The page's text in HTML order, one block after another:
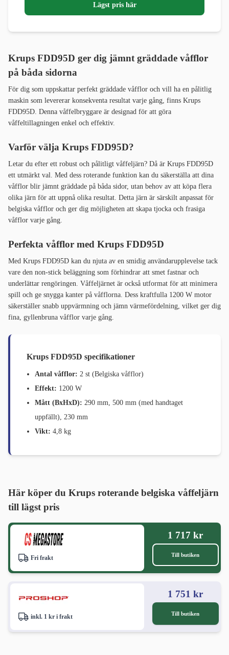
Lägst pris här
Krups FDD95D ger dig jämnt gräddade våfflor
på båda sidorna
För dig som uppskattar perfekt gräddade våfflor och vill ha en pålitlig
maskin som levererar konsekventa resultat varje gång, finns Krups
FDD95D. Denna våffelbryggare är designad för att göra
våffeltillagningen enkel och effektiv.
Varför välja Krups FDD95D?
Letar du efter ett robust och pålitligt våffeljärn? Då är Krups FDD95D
ett utmärkt val. Med dess roterande funktion kan du säkerställa att dina
våfflor blir jämnt gräddade på båda sidor, utan behov av att köpa flera
olika järn för att uppnå olika resultat. Detta järn är särskilt anpassat för
belgiska våfflor och ger dig möjligheten att skapa tjocka och frasiga
våfflor varje gång.
Perfekta våfflor med Krups FDD95D
Med Krups FDD95D kan du njuta av en smidig användarupplevelse tack
vare den non-stick beläggning som förhindrar att smet fastnar och
underlättar rengöringen. Våffeljärnet är också utformat för att minimera
spill och ge snygga kanter på våfflorna. Dess kraftfulla 1200 W motor
säkerställer snabb uppvärmning och jämn värmefördelning, vilket ger dig
fina, gyllenbruna våfflor varje gång.
Krups FDD95D specifikationer
Antal våfflor: 2 st (Belgiska våfflor)
Effekt: 1200 W
Mått (BxHxD): 290 mm, 500 mm (med handtaget
uppfällt), 230 mm
Vikt: 4,8 kg
Här köper du Krups roterande belgiska våffeljärn
till lägst pris
Fri frakt
1 717 kr
Till butiken
inkl. 1 kr i frakt
1 751 kr
Till butiken